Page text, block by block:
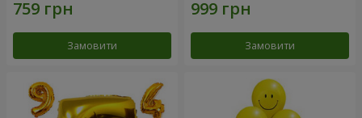
Замовити Замовити